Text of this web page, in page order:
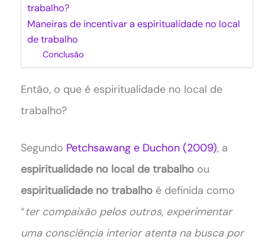
trabalho?
Maneiras de incentivar a espiritualidade no local
de trabalho
Conclusão
Então, o que é espiritualidade no local de
trabalho?
Segundo Petchsawang e Duchon (2009), a
espiritualidade no local de trabalho ou
espiritualidade no trabalho é definida como
“ter compaixão pelos outros, experimentar
uma consciência interior atenta na busca por